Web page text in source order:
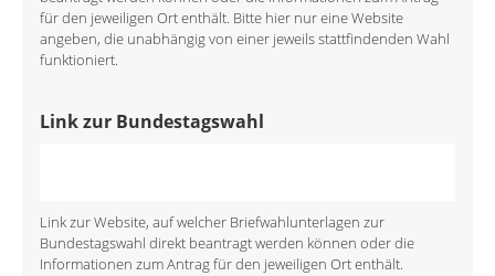
für den jeweiligen Ort enthält. Bitte hier nur eine Website
angeben, die unabhängig von einer jeweils stattfindenden Wahl
funktioniert.
Link zur Bundestagswahl
Link zur Website, auf welcher Briefwahlunterlagen zur
Bundestagswahl direkt beantragt werden können oder die
Informationen zum Antrag für den jeweiligen Ort enthält.